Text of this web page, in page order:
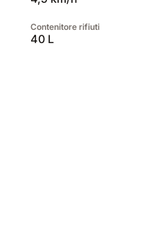
Contenitore rifiuti
40 L